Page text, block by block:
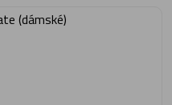
(dámské)